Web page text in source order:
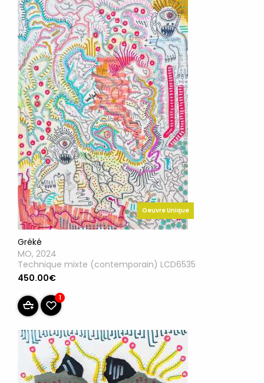
Oeuvre Unique
Gréké
MO, 2024
Technique mixte (contemporain) LCD6535
450.00€
1